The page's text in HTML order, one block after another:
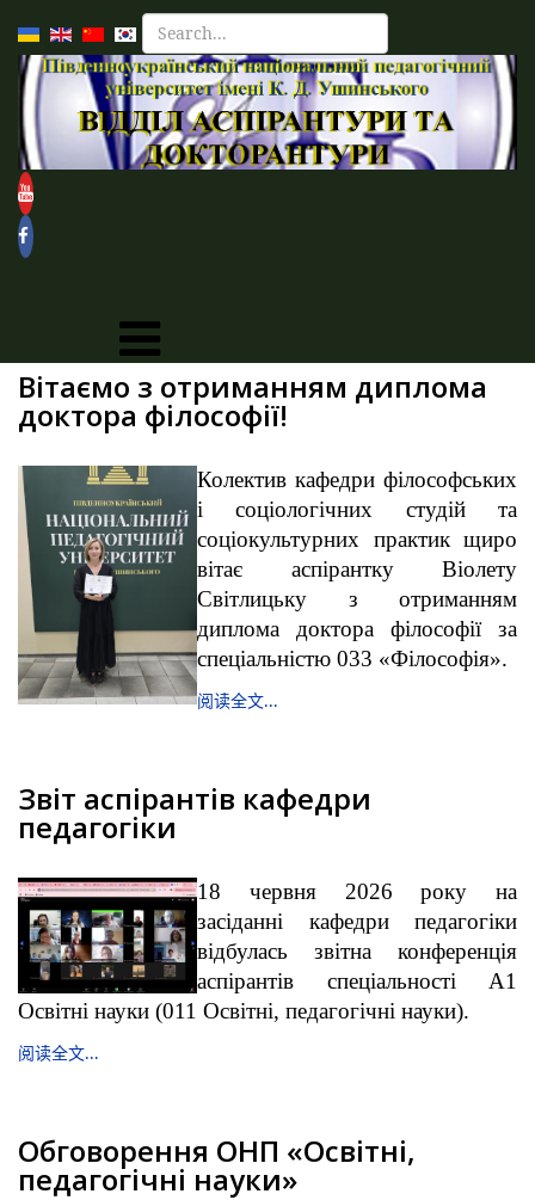
Вітаємо з отриманням диплома
доктора філософії!
Колектив кафедри філософських
і соціологічних студій та
соціокультурних практик щиро
вітає аспірантку Віолету
Світлицьку з отриманням
диплома доктора філософії за
спеціальністю 033 «Філософія».
阅读全文...
Звіт аспірантів кафедри
педагогіки
18 червня 2026 року на
засіданні кафедри педагогіки
відбулась звітна конференція
аспірантів спеціальності А1
Освітні науки (011 Освітні, педагогічні науки).
阅读全文...
Обговорення ОНП «Освітні,
педагогічні науки»